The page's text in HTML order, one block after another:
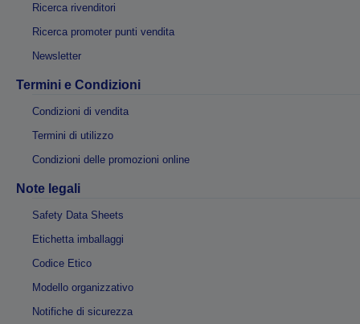
Ricerca rivenditori
Ricerca promoter punti vendita
Newsletter
Termini e Condizioni
Condizioni di vendita
Termini di utilizzo
Condizioni delle promozioni online
Note legali
Safety Data Sheets
Etichetta imballaggi
Codice Etico
Modello organizzativo
Notifiche di sicurezza